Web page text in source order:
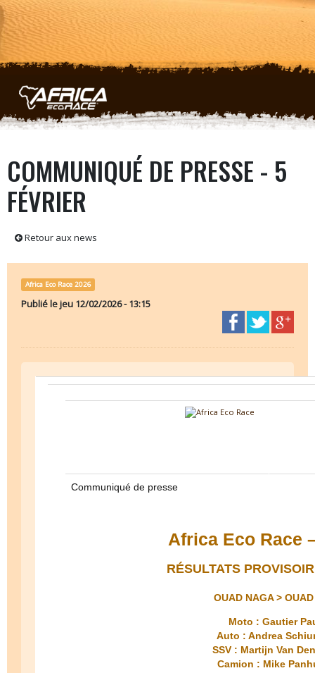
Aller au contenu principal
COMMUNIQUÉ DE PRESSE - 5
FÉVRIER
Retour aux news
Africa Eco Race 2026
Publié lejeu 12/02/2026 - 13:15
Communiqué de presse
Africa Eco Race
RÉSULTATS
OUAD NAGA >
Moto : Gautier
Auto : Andrea
SSV : Martijn Van
Camion : Mike